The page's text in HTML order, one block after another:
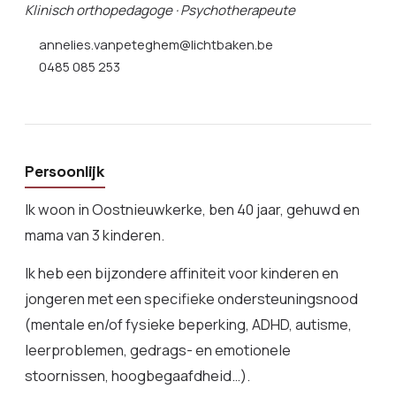
Klinisch orthopedagoge · Psychotherapeute
annelies.vanpeteghem@lichtbaken.be
0485 085 253
Persoonlijk
Ik woon in Oostnieuwkerke, ben 40 jaar, gehuwd en
mama van 3 kinderen.
Ik heb een bijzondere affiniteit voor kinderen en
jongeren met een specifieke ondersteuningsnood
(mentale en/of fysieke beperking, ADHD, autisme,
leerproblemen, gedrags- en emotionele
stoornissen, hoogbegaafdheid…).